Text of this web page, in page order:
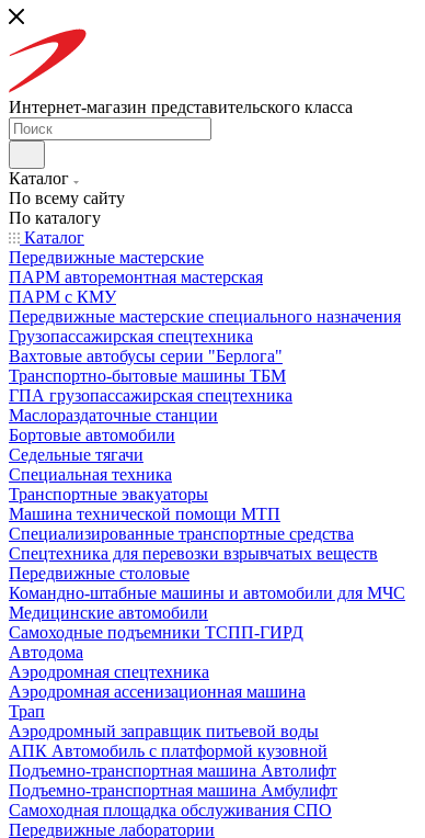
Интернет-магазин представительского класса
Каталог
По всему сайту
По каталогу
Каталог
Передвижные мастерские
ПАРМ авторемонтная мастерская
ПАРМ с КМУ
Передвижные мастерские специального назначения
Грузопассажирская спецтехника
Вахтовые автобусы серии "Берлога"
Транспортно-бытовые машины ТБМ
ГПА грузопассажирская спецтехника
Маслораздаточные станции
Бортовые автомобили
Седельные тягачи
Специальная техника
Транспортные эвакуаторы
Машина технической помощи МТП
Специализированные транспортные средства
Спецтехника для перевозки взрывчатых веществ
Передвижные столовые
Командно-штабные машины и автомобили для МЧС
Медицинские автомобили
Самоходные подъемники ТСПП-ГИРД
Автодома
Аэродромная спецтехника
Аэродромная ассенизационная машина
Трап
Аэродромный заправщик питьевой воды
АПК Автомобиль с платформой кузовной
Подъемно-транспортная машина Автолифт
Подъемно-транспортная машина Амбулифт
Самоходная площадка обслуживания СПО
Передвижные лаборатории